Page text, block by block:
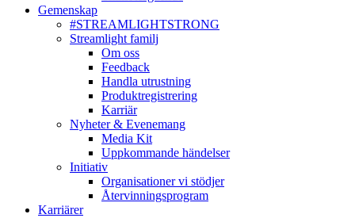
Gemenskap
#STREAMLIGHTSTRONG
Streamlight familj
Om oss
Feedback
Handla utrustning
Produktregistrering
Karriär
Nyheter & Evenemang
Media Kit
Uppkommande händelser
Initiativ
Organisationer vi stödjer
Återvinningsprogram
Karriärer